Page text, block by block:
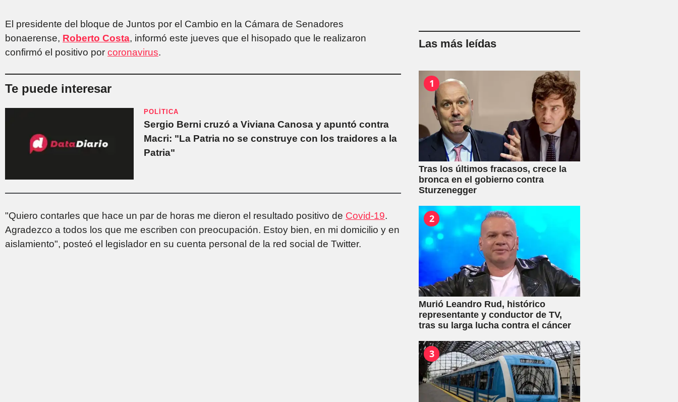
El presidente del bloque de Juntos por el Cambio en la Cámara de Senadores
bonaerense, Roberto Costa, informó este jueves que el hisopado que le realizaron
confirmó el positivo por coronavirus.
Te puede interesar
POLÍTICA
Sergio Berni cruzó a Viviana Canosa y apuntó contra
Macri: "La Patria no se construye con los traidores a la
Patria"
"Quiero contarles que hace un par de horas me dieron el resultado positivo de Covid-19.
Agradezco a todos los que me escriben con preocupación. Estoy bien, en mi domicilio y en
aislamiento", posteó el legislador en su cuenta personal de la red social de Twitter.
Las más leídas
1
Tras los últimos fracasos, crece la
bronca en el gobierno contra
Sturzenegger
2
Murió Leandro Rud, histórico
representante y conductor de TV,
tras su larga lucha contra el cáncer
3